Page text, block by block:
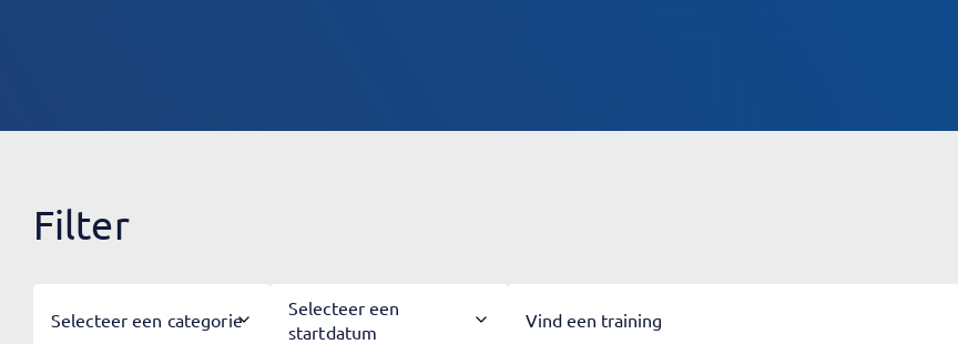
Filter
Selecteer een categorie
Selecteer een
startdatum